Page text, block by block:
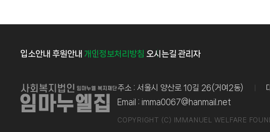
입소안내 후원안내 개인정보처리방침 오시는길 관리자
주소 : 서울시 양산로 10길 26(거여2동)
Email : imma0067@hanmail.net
COPYRIGHT (C) IMMANUEL WELFARE